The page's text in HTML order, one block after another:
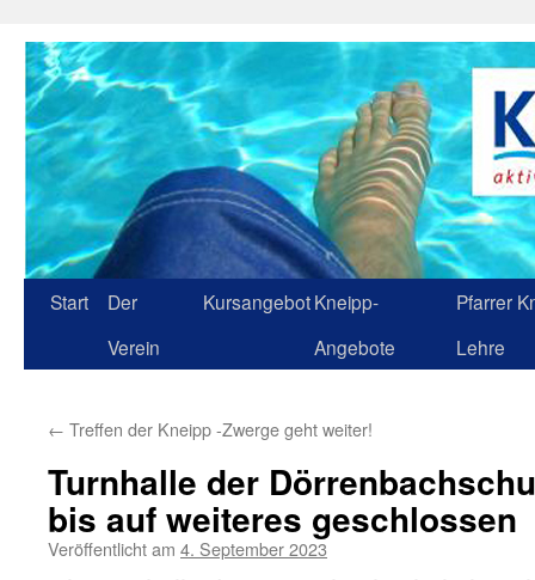
Inhalt
springen
Start
Der
Verein
KursangebotKneipp-
Angebote
Pfarrer
Lehre
← Treffen der Kneipp -Zwerge geht weiter!
Turnhalle der
bis auf weiteres geschlossen
Veröffentlicht am 4. September 2023